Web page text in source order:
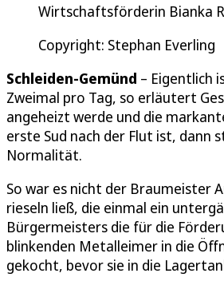
Wirtschaftsförderin Bianka
Copyright: Stephan Everling
Schleiden-Gemünd – Eigentlich
Zweimal pro Tag, so erläutert
angeheizt werde und die
erste Sud nach der Flut ist, dann
Normalität.
So war es nicht der Braumeister
rieseln ließ, die einmal ein
Bürgermeisters die für die
blinkenden Metalleimer in die
gekocht, bevor sie in die